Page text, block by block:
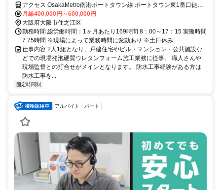
アクセス OsakaMetro南港ポートタウン線 ポートタウン東1番口徒歩
約12分、OsakaMetro南港ポートタウン線 フェリーターミナル1-B口
徒歩約15分、OsakaMetro南港ポートタウン線 ポートタウン西1番口
徒歩約21分
月給400,000円～600,000円
大阪府大阪市住之江区
勤務時間 総労働時間：1ヶ月あたり169時間 8：00～17：15 実働時間
7.75時間 ※現場によって業務時間に変動あり ※土日休み
仕事内容 2人1組となり、戸建住宅やビル・マンション・公共施設な
どでの現場発泡硬質ウレタンフォーム施工業務に従事。 職人さんや
現場監督との打合せがメインとなります。 防水工事経験がある方は
防水工事を...
固定時間制
アルバイト・パート